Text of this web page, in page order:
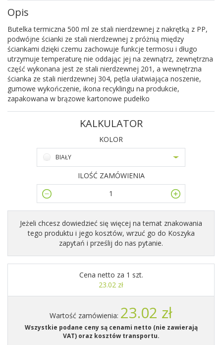
Opis
Butelka termiczna 500 ml ze stali nierdzewnej z nakrętką z PP,
podwójne ścianki ze stali nierdzewnej z próżnią między
ściankami dzięki czemu zachowuje funkcje termosu i długo
utrzymuje temperaturę nie oddając jej na zewnątrz, zewnętrzna
część wykonana jest ze stali nierdzewnej 201, a wewnętrzna
ścianka ze stali nierdzewnej 304, pętla ułatwiająca noszenie,
gumowe wykończenie, ikona recyklingu na produkcie,
zapakowana w brązowe kartonowe pudełko
KALKULATOR
KOLOR
BIAŁY
ILOŚĆ ZAMÓWIENIA
Jeżeli chcesz dowiedzieć się więcej na temat znakowania
tego produktu i jego kosztów, wrzuć go do Koszyka
zapytań i prześlij do nas pytanie.
Cena netto za 1 szt.
23.02 zł
Wartość zamówienia: 23.02 zł
Wszystkie podane ceny są cenami netto (nie zawierają
VAT) oraz kosztów transportu.